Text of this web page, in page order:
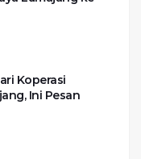
Koperasi
Ini Pesan